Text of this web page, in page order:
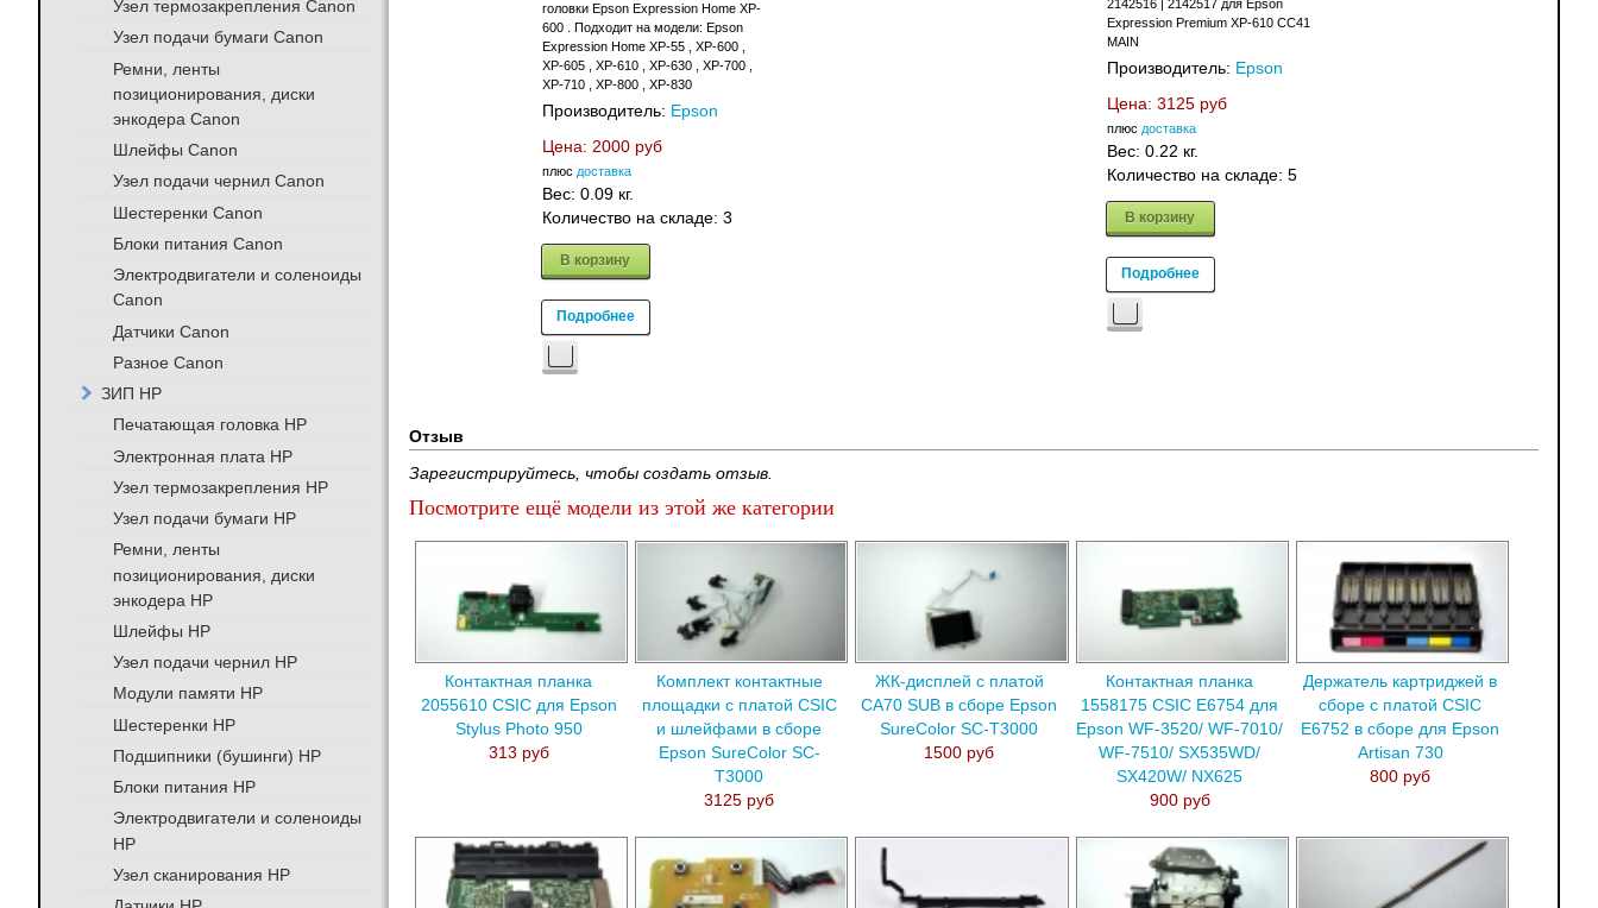
головки Epson Expression Home XP-
600 . Подходит на модели: Epson
Expression Home XP-55 , XP-600 ,
XP-605 , XP-610 , XP-630 , XP-700 ,
XP-710 , XP-800 , XP-830
Производитель: Epson
Цена: 2000 руб
плюс доставка
Вес: 0.09 кг.
Количество на складе: 3
В корзину
Подробнее
2142516 | 2142517 для Epson
Expression Premium XP-610 CC41
MAIN
Производитель: Epson
Цена: 3125 руб
плюс доставка
Вес: 0.22 кг.
Количество на складе: 5
В корзину
Подробнее
Отзыв
Зарегистрируйтесь, чтобы создать отзыв.
Посмотрите ещё модели из этой же категории
Контактная планка
2055610 CSIC для Epson
Stylus Photo 950
313 руб
Комплект контактные
площадки с платой CSIC
и шлейфами в сборе
Epson SureColor SC-
T3000
3125 руб
ЖК-дисплей с платой
CA70 SUB в сборе Epson
SureColor SC-T3000
1500 руб
Контактная планка
1558175 CSIC E6754 для
Epson WF-3520/ WF-7010/
WF-7510/ SX535WD/
SX420W/ NX625
900 руб
Держатель картриджей в
сборе с платой CSIC
E6752 в сборе для Epson
Artisan 730
800 руб
Узел термозакрепления Canon
Узел подачи бумаги Canon
Ремни, ленты
позиционирования, диски
энкодера Canon
Шлейфы Canon
Узел подачи чернил Canon
Шестеренки Canon
Блоки питания Canon
Электродвигатели и соленоиды
Canon
Датчики Canon
Разное Canon
ЗИП HP
Печатающая головка HP
Электронная плата HP
Узел термозакрепления HP
Узел подачи бумаги HP
Ремни, ленты
позиционирования, диски
энкодера HP
Шлейфы HP
Узел подачи чернил HP
Модули памяти HP
Шестеренки HP
Подшипники (бушинги) HP
Блоки питания HP
Электродвигатели и соленоиды
HP
Узел сканирования HP